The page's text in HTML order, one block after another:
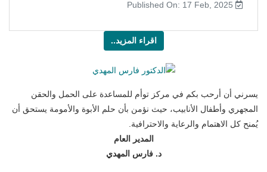
اقراء المزيد..
يسرني أن أرحب بكم في مركز توأم للمساعدة على الحمل والحقن
المجهري وأطفال الأنابيب، حيث نؤمن بأن حلم الأبوة والأمومة يستحق أن
يُمنح كل الاهتمام والرعاية والاحترافية.
المدير العام
د. فارس المهدي